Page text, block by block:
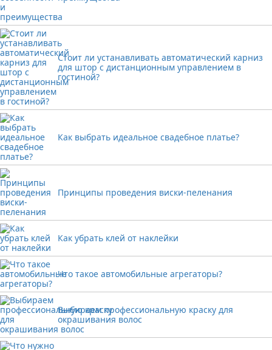
Стоит ли устанавливать автоматический карниз
для штор с дистанционным управлением в
гостиной?
Как выбрать идеальное свадебное платье?
Принципы проведения виски-пеленания
Как убрать клей от наклейки
Что такое автомобильные агрегаторы?
Выбираем профессиональную краску для
окрашивания волос